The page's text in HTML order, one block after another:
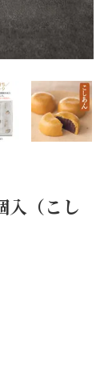
入（こし